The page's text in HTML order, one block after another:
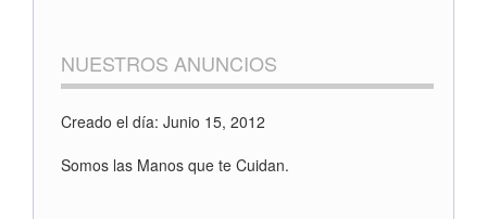
contentNUESTROS ANUNCIOS
Creado el día: Junio 15, 2012
Somos las Manos que te Cuidan.